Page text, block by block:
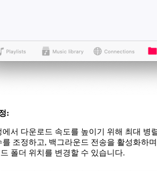
:
에서 다운로드 속도를 높이기 위해 최대 병
를 조정하고, 백그라운드 전송을 활성화하
폴더 위치를 변경할 수 있습니다.